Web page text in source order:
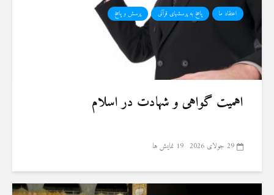
اعتقاد ما پاسخ به پرسشهای قرآنی پرسش و پاسخ
اهمیت گواهی و شهادت در اسلام
29 جولای 2026 19 نمایش ها